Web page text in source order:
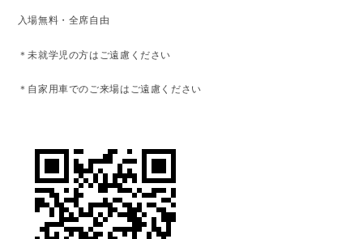
入場無料・全席自由
＊未就学児の方はご遠慮ください
＊自家用車でのご来場はご遠慮ください